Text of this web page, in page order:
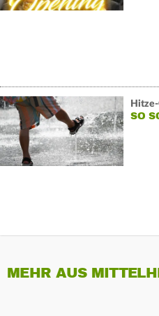
SO
MEHR AUS